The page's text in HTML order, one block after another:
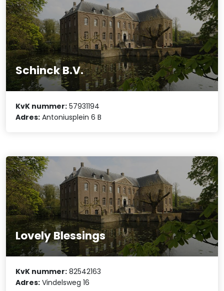
Schinck B.V.
KvK nummer: 57931194
Adres: Antoniusplein 6 B
Lovely Blessings
KvK nummer: 82542163
Adres: Vindelsweg 16